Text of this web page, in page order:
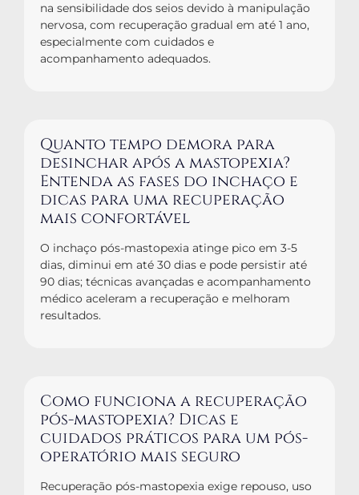
na sensibilidade dos seios devido à manipulação
nervosa, com recuperação gradual em até 1 ano,
especialmente com cuidados e
acompanhamento adequados.
Quanto tempo demora para
desinchar após a mastopexia?
Entenda as fases do inchaço e
dicas para uma recuperação
mais confortável
O inchaço pós-mastopexia atinge pico em 3-5
dias, diminui em até 30 dias e pode persistir até
90 dias; técnicas avançadas e acompanhamento
médico aceleram a recuperação e melhoram
resultados.
Como funciona a recuperação
pós-mastopexia? Dicas e
cuidados práticos para um pós-
operatório mais seguro
Recuperação pós-mastopexia exige repouso, uso